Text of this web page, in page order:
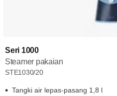
Seri 1000
Steamer pakaian
STE1030/20
Tangki air lepas-pasang 1,8 l